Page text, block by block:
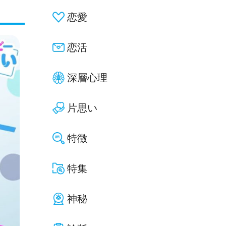
恋愛
恋活
深層心理
片思い
特徴
特集
神秘